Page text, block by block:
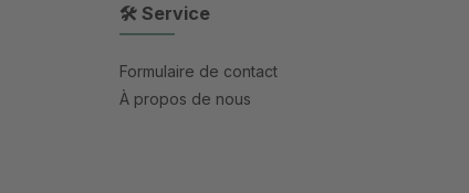
🛠 Service
Formulaire de contact
À propos de nous